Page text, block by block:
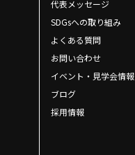
代表メッセージ
SDGsへの取り組み
よくある質問
お問い合わせ
イベント・見学会情報
ブログ
採用情報